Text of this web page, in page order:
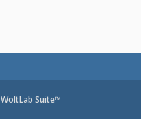
WoltLab Suite™